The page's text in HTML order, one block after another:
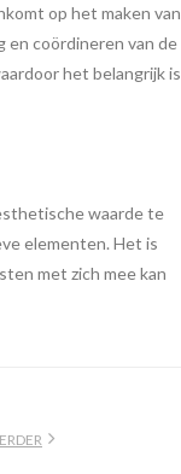
op het maken van
en coördineren van de
het belangrijk is
waarde te
elementen. Het is
met zich mee kan